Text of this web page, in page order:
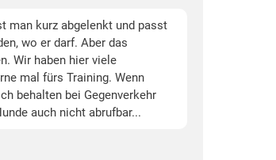
man kurz abgelenkt und passt
wo er darf. Aber das
Wir haben hier viele
mal fürs Training. Wenn
behalten bei Gegenverkehr
auch nicht abrufbar...